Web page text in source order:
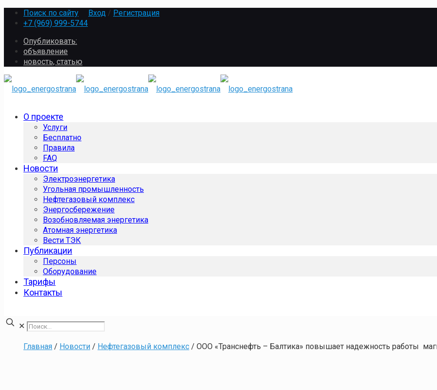
Поиск по сайту Вход / Регистрация
+7 (969) 999-5744
Опубликовать:
объявление
новость, статью
О проекте
Услуги
Бесплатно
Правила
FAQ
Новости
Электроэнергетика
Угольная промышленность
Нефтегазовый комплекс
Энергосбережение
Возобновляемая энергетика
Атомная энергетика
Вести ТЭК
Публикации
Персоны
Оборудование
Тарифы
Контакты
✕
Главная / Новости / Нефтегазовый комплекс / ООО «Транснефть – Балтика» повышает надежность работы